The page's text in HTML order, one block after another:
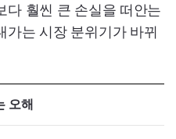
다 훨씬 큰 손실을 떠안는
가는 시장 분위기가 바뀌
오해